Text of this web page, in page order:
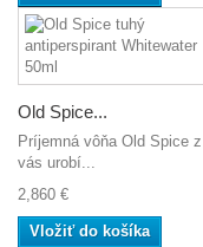
Old Spice...
Príjemná vôňa Old Spice z
vás urobí...
2,860 €
Vložiť do košíka